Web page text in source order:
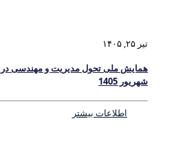
تیر ۲۵, ۱۴۰۵
همایش ملی تحول مدیریت و مهندسی
شهریور 1405
اطلاعات بیشتر